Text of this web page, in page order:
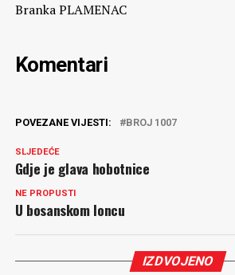
Branka PLAMENAC
Komentari
POVEZANE VIJESTI: BROJ 1007
SLJEDEĆE
Gdje je glava hobotnice
NE PROPUSTI
U bosanskom loncu
IZDVOJENO